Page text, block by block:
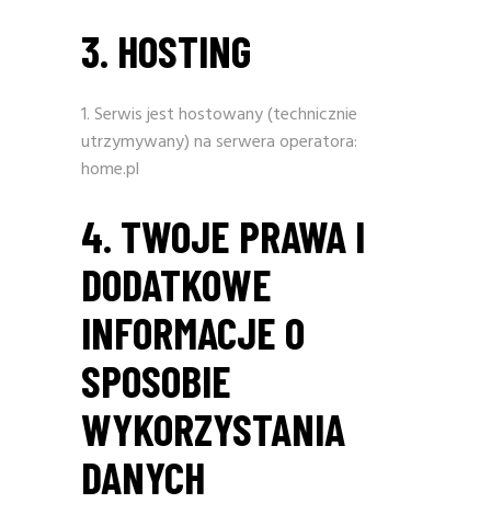
3. HOSTING
Serwis jest hostowany (technicznie
utrzymywany) na serwera operatora:
home.pl
4. TWOJE PRAWA I
DODATKOWE
INFORMACJE O
SPOSOBIE
WYKORZYSTANIA
DANYCH